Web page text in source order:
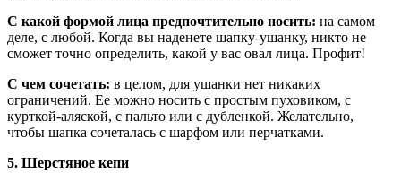
С какой формой лица предпочтительно носить: на самом
деле, с любой. Когда вы наденете шапку-ушанку, никто не
сможет точно определить, какой у вас овал лица. Профит!
С чем сочетать: в целом, для ушанки нет никаких
ограничений. Ее можно носить с простым пуховиком, с
курткой-аляской, с пальто или с дубленкой. Желательно,
чтобы шапка сочеталась с шарфом или перчатками.
5. Шерстяное кепи